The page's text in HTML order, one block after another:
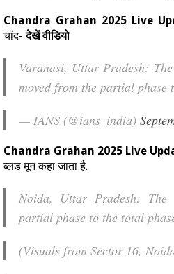
Chandra Grahan 2025 Live
चांद-देखें वीडियो
Varanasi, Uttar Pradesh:
moved from the partial phase
— IANS (@ians_india)
Chandra Grahan 2025 Live
ब्लड मून कहा जाता है.
Noida, Uttar Pradesh:
partial phase to the total
(Visuals from Sector 16,